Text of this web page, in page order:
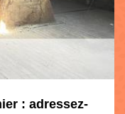
: adressez-